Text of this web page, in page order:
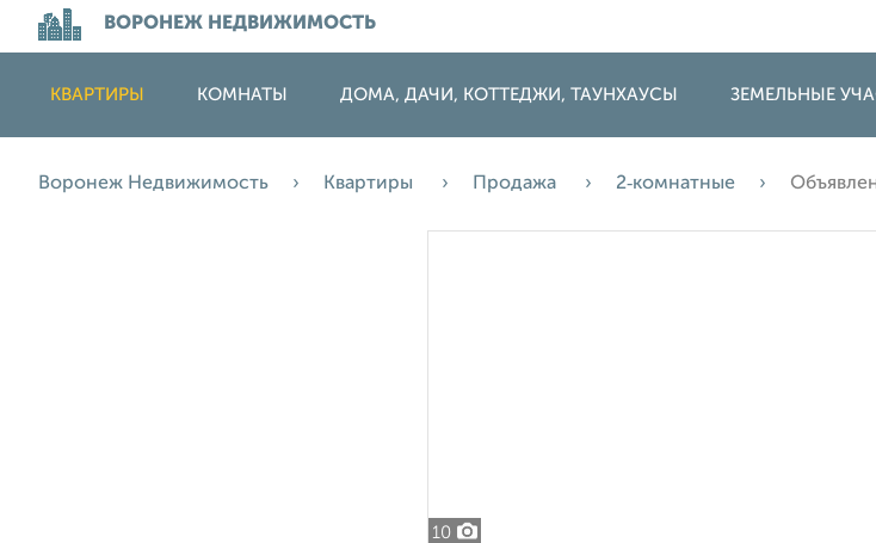
ВОРОНЕЖ НЕДВИЖИМОСТЬ
КВАРТИРЫ КОМНАТЫ ДОМА, ДАЧИ, КОТТЕДЖИ, ТАУНХАУСЫ ЗЕМЕЛЬНЫЕ
Воронеж Недвижимость Квартиры Продажа 2‑комнатные
10